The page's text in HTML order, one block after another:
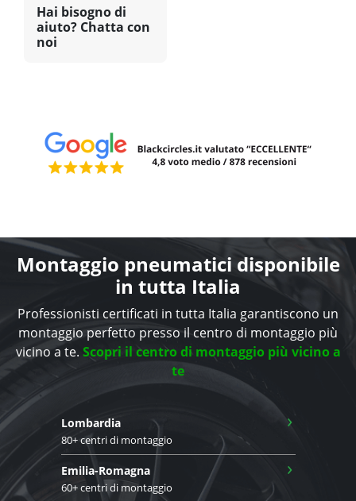
Hai bisogno di
aiuto? Chatta con
noi
Montaggio pneumatici disponibile
in tutta Italia
Professionisti certificati in tutta Italia garantiscono un
montaggio perfetto presso il centro di montaggio più
vicino a te. Scopri il centro di montaggio più vicino a
te
Lombardia
80+ centri di montaggio
›
Emilia-Romagna
60+ centri di montaggio
›